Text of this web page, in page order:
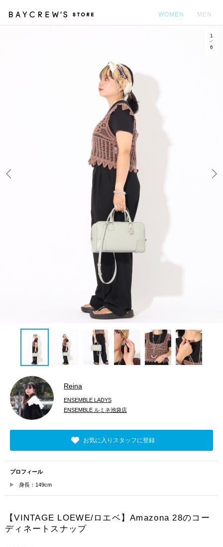
WOMEN MEN
1
6
Reina
ENSEMBLE LADYS
ENSEMBLE ルミネ池袋店
お気に入りスタッフに登録
プロフィール
身長：149cm
【VINTAGE LOEWE/ロエベ】Amazona 28のコー
ディネートスナップ